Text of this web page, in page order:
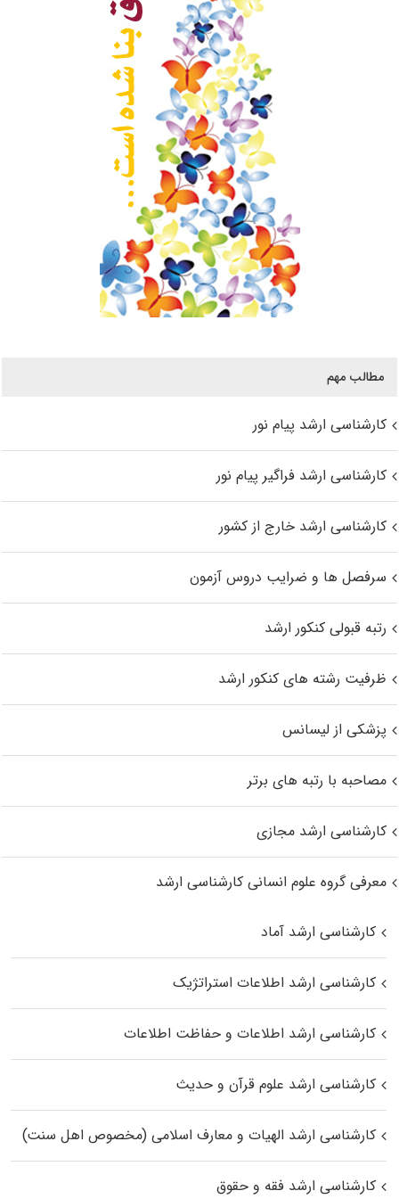
مطالب مهم
کارشناسی ارشد پیام نور
کارشناسی ارشد فراگیر پیام نور
کارشناسی ارشد خارج از کشور
سرفصل ها و ضرایب دروس آزمون
رتبه قبولی کنکور ارشد
ظرفیت رشته های کنکور ارشد
پزشکی از لیسانس
مصاحبه با رتبه های برتر
کارشناسی ارشد مجازی
معرفی گروه علوم انسانی کارشناسی ارشد
کارشناسی ارشد آماد
کارشناسی ارشد اطلاعات استراتژیک
کارشناسی ارشد اطلاعات و حفاظت اطلاعات
کارشناسی ارشد علوم قرآن و حدیث
کارشناسی ارشد الهیات و معارف اسلامی (مخصوص اهل سنت)
کارشناسی ارشد فقه و حقوق